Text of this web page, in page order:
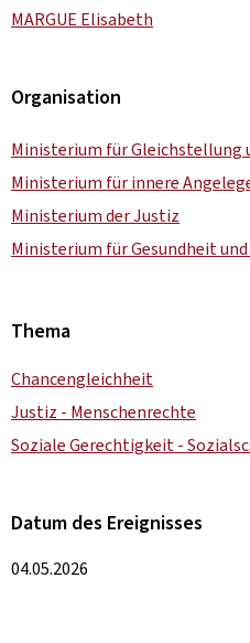
MARGUE Elisabeth
Organisation
Ministerium für Gleichstellung
Ministerium für innere
Ministerium der Justiz
Ministerium für Gesundheit
Thema
Chancengleichheit
Justiz - Menschenrechte
Soziale Gerechtigkeit -
Datum des Ereignisses
04.05.2026